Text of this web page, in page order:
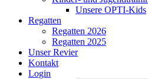
Unsere OPTI-Kids
Regatten
Regatten 2026
Regatten 2025
Unser Revier
Kontakt
Login